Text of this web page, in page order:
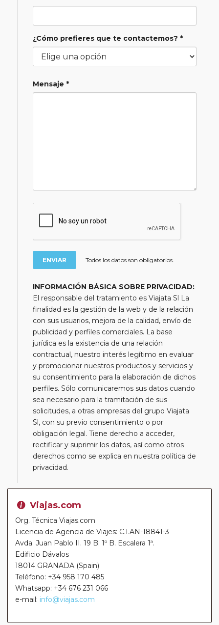
¿Cómo prefieres que te contactemos? *
Mensaje *
Todos los datos son obligatorios.
INFORMACIÓN BÁSICA SOBRE PRIVACIDAD:
El responsable del tratamiento es Viajata Sl La
finalidad es la gestión de la web y de la relación
con sus usuarios, mejora de la calidad, envío de
publicidad y perfiles comerciales. La base
jurídica es la existencia de una relación
contractual, nuestro interés legítimo en evaluar
y promocionar nuestros productos y servicios y
su consentimiento para la elaboración de dichos
perfiles. Sólo comunicaremos sus datos cuando
sea necesario para la tramitación de sus
solicitudes, a otras empresas del grupo Viajata
Sl, con su previo consentimiento o por
obligación legal. Tiene derecho a acceder,
rectificar y suprimir los datos, así como otros
derechos como se explica en nuestra política de
privacidad.
Viajas.com
Org. Técnica Viajas.com
Licencia de Agencia de Viajes: C.I.AN-18841-3
Avda. Juan Pablo II. 19 B. 1º B. Escalera 1ª.
Edificio Dávalos
18014 GRANADA (Spain)
Teléfono: +34 958 170 485
Whatsapp: +34 676 231 066
e-mail: info@viajas.com